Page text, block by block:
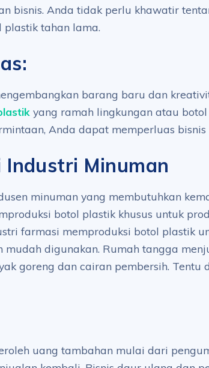
bisnis. Anda tidak perlu khawatir
plastik tahan lama.
barang baru dan
yang ramah lingkungan atau botol
Anda dapat memperluas bisnis
Minuman
minuman yang membutuhkan
botol plastik khusus untuk
farmasi memproduksi botol plastik
mudah digunakan. Rumah tangga
goreng dan cairan pembersih. Tentu
uang tambahan mulai dari